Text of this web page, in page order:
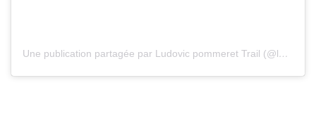
Une publication partagée par Ludovic pommeret Trail (@ludovic_pommeret)